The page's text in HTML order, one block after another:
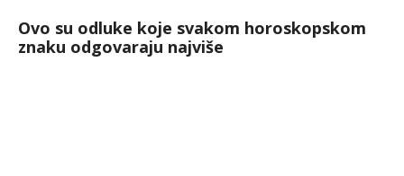
Ovo su odluke koje svakom horoskopskom
znaku odgovaraju najviše